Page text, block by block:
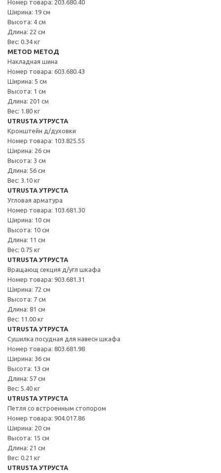
Номер товара: 203.680.40
Ширина: 19 см
Высота: 4 см
Длина: 22 см
Вес: 0.34 кг
METOD МЕТОД
Накладная шина
Номер товара: 603.680.43
Ширина: 5 см
Высота: 1 см
Длина: 201 см
Вес: 1.80 кг
UTRUSTA УТРУСТА
Кронштейн д/духовки
Номер товара: 103.825.55
Ширина: 26 см
Высота: 3 см
Длина: 56 см
Вес: 3.10 кг
UTRUSTA УТРУСТА
Угловая арматура
Номер товара: 103.681.30
Ширина: 10 см
Высота: 10 см
Длина: 11 см
Вес: 0.75 кг
UTRUSTA УТРУСТА
Вращающ секция д/угл шкафа
Номер товара: 903.681.31
Ширина: 72 см
Высота: 7 см
Длина: 81 см
Вес: 11.00 кг
UTRUSTA УТРУСТА
Сушилка посудная для навесн шкафа
Номер товара: 803.681.98
Ширина: 36 см
Высота: 13 см
Длина: 57 см
Вес: 5.40 кг
UTRUSTA УТРУСТА
Петля со встроенным стопором
Номер товара: 904.017.86
Ширина: 20 см
Высота: 15 см
Длина: 21 см
Вес: 0.21 кг
UTRUSTA УТРУСТА